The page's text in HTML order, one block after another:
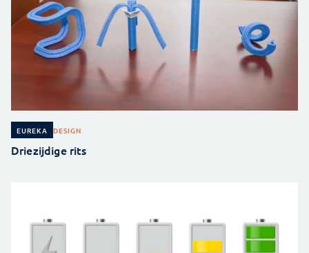
EUREKA DESIGN
Driezijdige rits